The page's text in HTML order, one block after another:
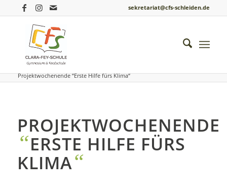
sekretariat@cfs-schleiden.de
Du bist hier: Startseite
MINT vergangene Schuljahre
Projektwochenende “Erste Hilfe fürs Klima“
PROJEKTWOCHENENDE
“ERSTE HILFE FÜRS
KLIMA“